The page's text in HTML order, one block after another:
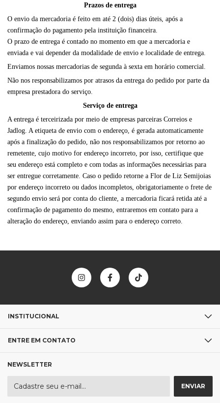
Prazos de entrega
O envio da mercadoria é feito em até 2 (dois) dias úteis, após a
confirmação do pagamento pela instituição financeira.
O prazo de entrega é contado no momento em que a mercadoria e
enviada e vai depender da modalidade de envio e localidade de entrega.
Enviamos nossas mercadorias de segunda à sexta em horário comercial.
Não nos responsabilizamos por atrasos da entrega do pedido por parte da
empresa prestadora do serviço.
Serviço de entrega
A entrega é terceirizada por meio de empresas parceiras Correios e
Jadlog. A etiqueta de envio com o endereço, é gerada automaticamente
após a finalização do pedido, não nos responsabilizamos por retorno ao
remetente, cujo motivo for endereço incorreto, por isso, certifique que
seu endereço está completo e com todas as informações necessárias para
ser entregue corretamente. Caso o pedido retorne a Flor de Liz Semijoias
por endereço incorreto ou dados incompletos, obrigatoriamente o frete de
segundo envio será por conta do cliente, a mercadoria ficará retida até a
confirmação de pagamento do mesmo, entraremos em contato para a
alteração do endereço, enviando assim para o endereço correto.
INSTITUCIONAL
ENTRE EM CONTATO
NEWSLETTER